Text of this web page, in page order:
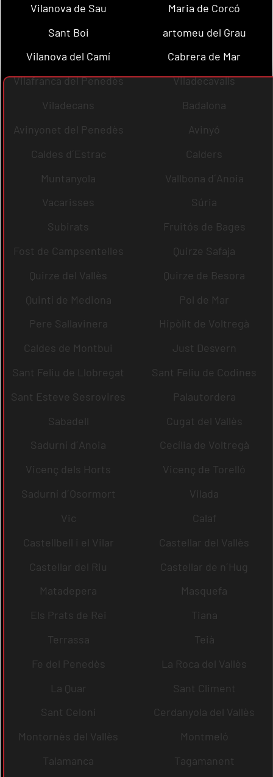
Vilanova de Sau
Maria de Corcó
Sant Boi
artomeu del Grau
Vilanova del Camí
Cabrera de Mar
Vilafranca del Penedès
Viladecavalls
Viladecans
Badalona
Avinyonet del Penedès
Avinyó
Caldes d´Estrac
Calders
Muntanyola
Vallbona d´Anoia
Vacarisses
Súria
Subirats
Fruitós de Bages
Fost de Campsentelles
Quirze Safaja
Quirze del Vallès
Quirze de Besora
Quintí de Mediona
Pol de Mar
Pere Sallavinera
Hipòlit de Voltregà
Caldes de Montbui
Just Desvern
Sant Feliu de Llobregat
Sant Feliu de Codines
Sant Esteve Sesrovires
Palautordera
Sabadell
Cugat del Vallès
Sadurní d´Anoia
Cecília de Voltregà
Vicenç dels Horts
Vicenç de Torelló
Sadurní d´Osormort
Vilada
Vic
Calaf
Castellbell i el Vilar
Castellar del Vallès
Castellar del Riu
Castellar de n´Hug
Matadepera
Masquefa
Els Prats de Rei
Tiana
Terrassa
Teià
Fe del Penedès
La Roca del Vallès
La Quar
Sant Climent
Sant Celoni
Cerdanyola del Vallès
Montornès del Vallès
Montmeló
Talamanca
Tagamanent